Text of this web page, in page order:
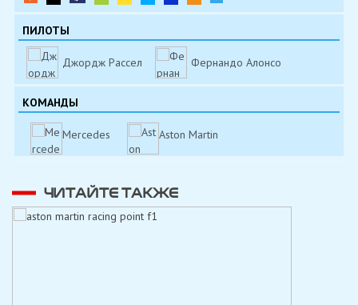
ПИЛОТЫ
Джордж Рассел Фернандо Алонсо
КОМАНДЫ
Mercedes Aston Martin
ЧИТАЙТЕ ТАКЖЕ